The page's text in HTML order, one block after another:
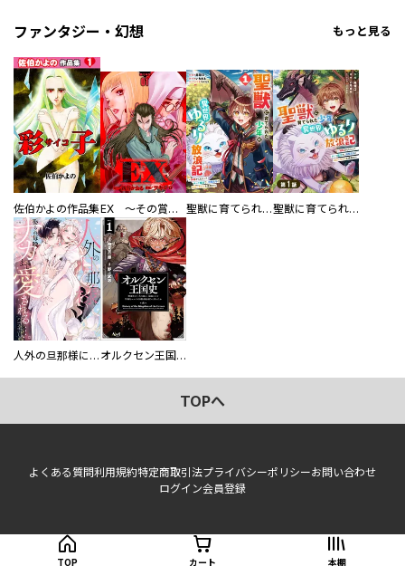
ファンタジー・幻想 もっと見る
佐伯かよの作品集 EX ～その賞金稼ぎは、世界の出口を探す～【単行本版】 聖獣に育てられた少年の異世界ゆるり放浪記～神様からもらったチート魔法で、仲間たちとスローライフを満喫中～ 聖獣に育てられた少年の異世界ゆるり放浪記～神様からもらったチート魔法で、仲間たちとスローライフを満喫中～【分冊版】
人外の旦那様に娶られ毎晩ナカまで愛される…。アンソロジー オルクセン王国史
TOPへ
よくある質問利用規約特定商取引法プライバシーポリシーお問い合わせ
ログイン会員登録
TOP カート 本棚